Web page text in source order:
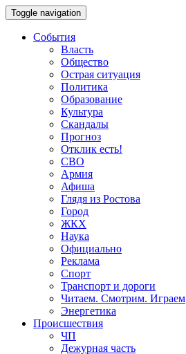
Toggle navigation
События
Власть
Общество
Острая ситуация
Политика
Образование
Культура
Скандалы
Прогноз
Отклик есть!
СВО
Армия
Афиша
Глядя из Ростова
Город
ЖКХ
Наука
Официально
Реклама
Спорт
Транспорт и дороги
Читаем. Смотрим. Играем
Энергетика
Происшествия
ЧП
Дежурная часть